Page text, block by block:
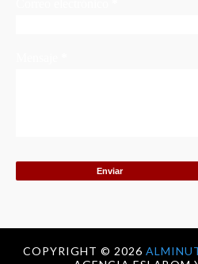
COPYRIGHT © 2026